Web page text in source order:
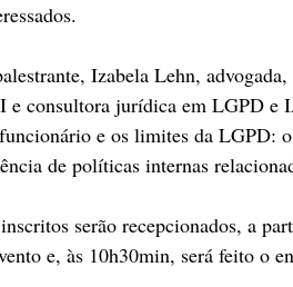
Izabela Lehn,
e consultora jurídica em LGPD e
e os limites da LGPD:
de políticas internas
serão recepcionados, a
e, às 10h30min, será feito o